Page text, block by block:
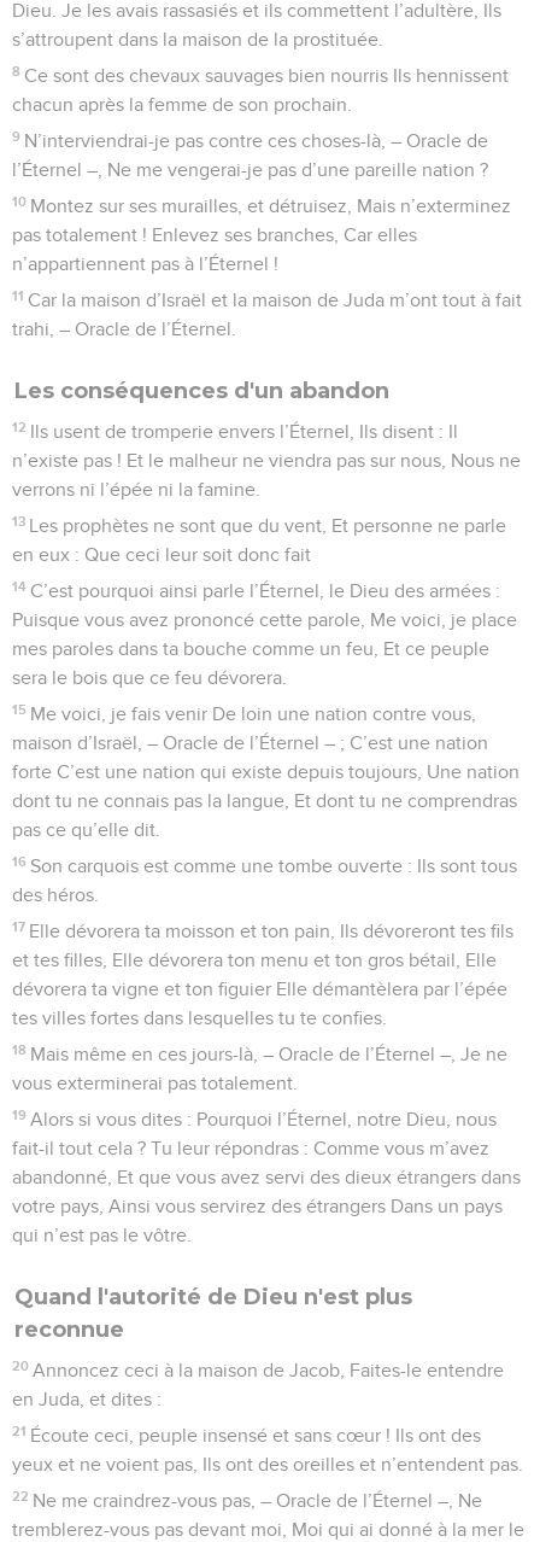
Dieu. Je les avais rassasiés et ils commettent l’adultère, Ils
s’attroupent dans la maison de la prostituée.
8 Ce sont des chevaux sauvages bien nourris Ils hennissent
chacun après la femme de son prochain.
9 N’interviendrai-je pas contre ces choses-là, – Oracle de
l’Éternel –, Ne me vengerai-je pas d’une pareille nation ?
10 Montez sur ses murailles, et détruisez, Mais n’exterminez
pas totalement ! Enlevez ses branches, Car elles
n’appartiennent pas à l’Éternel !
11 Car la maison d’Israël et la maison de Juda m’ont tout à fait
trahi, – Oracle de l’Éternel.
Les conséquences d'un abandon
12 Ils usent de tromperie envers l’Éternel, Ils disent : Il
n’existe pas ! Et le malheur ne viendra pas sur nous, Nous ne
verrons ni l’épée ni la famine.
13 Les prophètes ne sont que du vent, Et personne ne parle
en eux : Que ceci leur soit donc fait
14 C’est pourquoi ainsi parle l’Éternel, le Dieu des armées :
Puisque vous avez prononcé cette parole, Me voici, je place
mes paroles dans ta bouche comme un feu, Et ce peuple
sera le bois que ce feu dévorera.
15 Me voici, je fais venir De loin une nation contre vous,
maison d’Israël, – Oracle de l’Éternel – ; C’est une nation
forte C’est une nation qui existe depuis toujours, Une nation
dont tu ne connais pas la langue, Et dont tu ne comprendras
pas ce qu’elle dit.
16 Son carquois est comme une tombe ouverte : Ils sont tous
des héros.
17 Elle dévorera ta moisson et ton pain, Ils dévoreront tes fils
et tes filles, Elle dévorera ton menu et ton gros bétail, Elle
dévorera ta vigne et ton figuier Elle démantèlera par l’épée
tes villes fortes dans lesquelles tu te confies.
18 Mais même en ces jours-là, – Oracle de l’Éternel –, Je ne
vous exterminerai pas totalement.
19 Alors si vous dites : Pourquoi l’Éternel, notre Dieu, nous
fait-il tout cela ? Tu leur répondras : Comme vous m’avez
abandonné, Et que vous avez servi des dieux étrangers dans
votre pays, Ainsi vous servirez des étrangers Dans un pays
qui n’est pas le vôtre.
Quand l'autorité de Dieu n'est plus
reconnue
20 Annoncez ceci à la maison de Jacob, Faites-le entendre
en Juda, et dites :
21 Écoute ceci, peuple insensé et sans cœur ! Ils ont des
yeux et ne voient pas, Ils ont des oreilles et n’entendent pas.
22 Ne me craindrez-vous pas, – Oracle de l’Éternel –, Ne
tremblerez-vous pas devant moi, Moi qui ai donné à la mer le